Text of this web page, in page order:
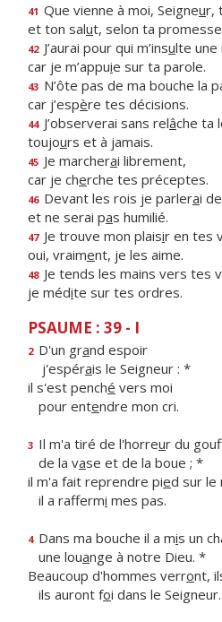
41 Que vienne à moi, Seigneur,
et ton salut, selon ta
42 J’aurai pour qui m’insulte une
car je m’appuie sur ta parole.
43 N’ôte pas de ma bouche la
car j’espère tes décisions.
44 J’observerai sans relâche ta
toujours et à jamais.
45 Je marcherai librement,
car je cherche tes préceptes.
46 Devant les rois je parlerai
et ne serai pas humilié.
47 Je trouve mon plaisir en tes
oui, vraiment, je les aime.
48 Je tends les mains vers tes
je médite sur tes ordres.
PSAUME : 39 - I
2 D'un grand espoir
j'espérais le Seigneur : *
il s'est penché vers moi
pour entendre mon cri.
3 Il m'a tiré de l'horreur du
de la vase et de la boue ; *
il m'a fait reprendre pied sur le
il a raffermi mes pas.
4 Dans ma bouche il a mis un
une louange à notre Dieu. *
Beaucoup d'hommes verront,
ils auront foi dans le Seigneur.